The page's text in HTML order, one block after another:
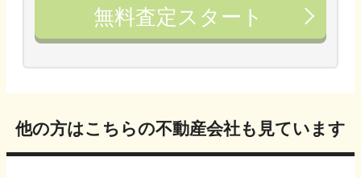
無料査定スタート
他の方はこちらの不動産会社も見ています